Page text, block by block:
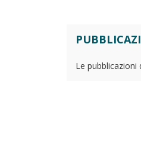
Le pubblicazioni